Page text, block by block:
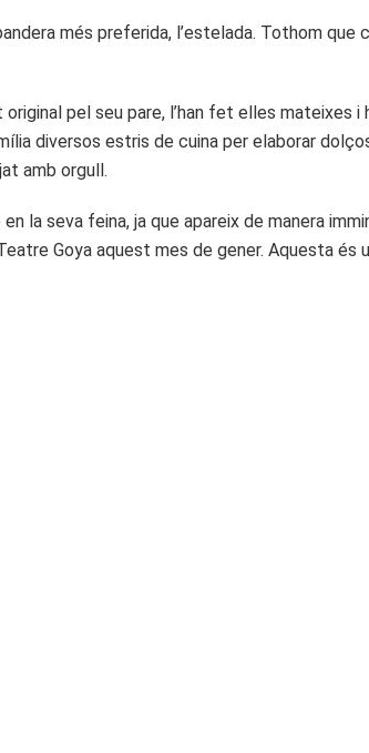
més preferida, l’estelada. Tothom que
pel seu pare, l’han fet elles mateixes
diversos estris de cuina per elaborar
amb orgull.
la seva feina, ja que apareix de manera
Goya aquest mes de gener. Aquesta és